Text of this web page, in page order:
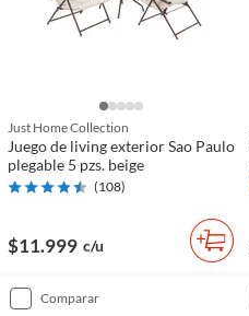
Just Home Collection
Juego de living exterior Sao Paulo
plegable 5 pzs. beige
(108)
$11.999 c/u
comparar